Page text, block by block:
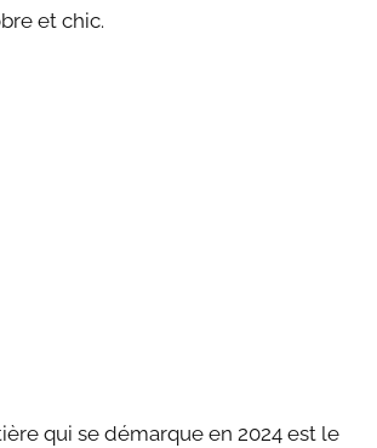
et chic.
qui se démarque en 2024 est le